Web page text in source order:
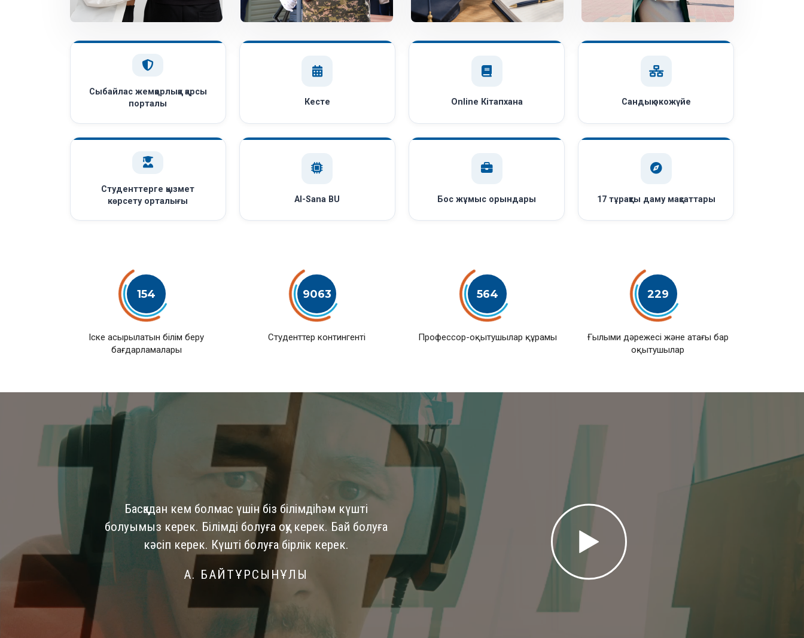
Сыбайлас жемқорлыққа қарсы
порталы
Кесте Online Кітапхана Сандық экожүйе
Студенттерге қызмет
көрсету орталығы
AI-Sana BU Бос жұмыс орындары 17 тұрақты даму мақсаттары
154
Іске асырылатын білім беру
бағдарламалары
9063
Студенттер контингенті
564
Профессор-оқытушылар құрамы
229
Ғылыми дәрежесі және атағы бар
оқытушылар
Басқадан кем болмас үшін біз білімдіһәм күшті
болуымыз керек. Білімді болуға оқу керек. Бай болуға
кәсіп керек. Күшті болуға бірлік керек.
А. БАЙТҰРСЫНҰЛЫ